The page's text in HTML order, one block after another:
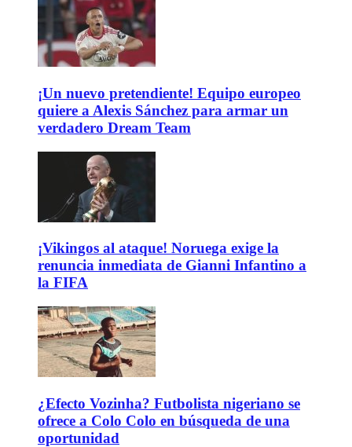
¡Un nuevo pretendiente! Equipo europeo
quiere a Alexis Sánchez para armar un
verdadero Dream Team
¡Vikingos al ataque! Noruega exige la
renuncia inmediata de Gianni Infantino a
la FIFA
¿Efecto Vozinha? Futbolista nigeriano se
ofrece a Colo Colo en búsqueda de una
oportunidad